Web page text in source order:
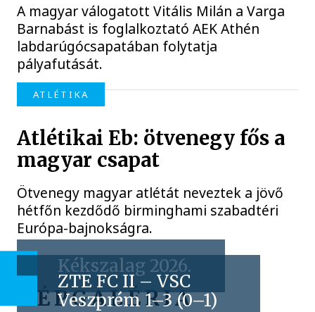
A magyar válogatott Vitális Milán a Varga
Barnabást is foglalkoztató AEK Athén
labdarúgócsapatában folytatja
pályafutását.
ATLÉTIKA
Atlétikai Eb: ötvenegy fős a
magyar csapat
Ötvenegy magyar atlétát neveztek a jövő
hétfőn kezdődő birminghami szabadtéri
Európa-bajnokságra.
KÉPGALÉRIA
Kékszalag 2026.
ZTE FC II – VSC
Veszprém 1–3 (0–1)